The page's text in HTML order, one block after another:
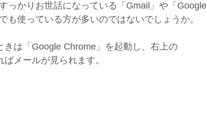
っかりお世話になっている「Gmail」や「Google
も使っている方が多いのではないでしょうか。
きは「Google Chrome」を起動し、右上の
ばメールが見られます。